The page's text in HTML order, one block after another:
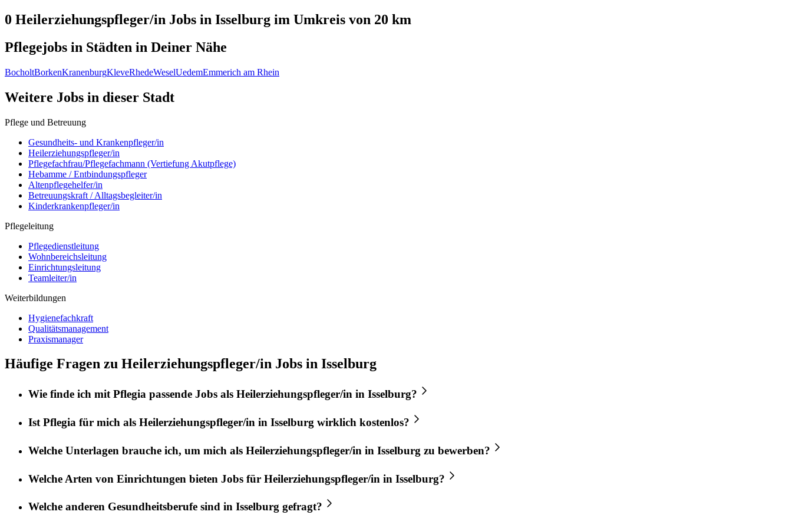
0 Heilerziehungspfleger/in Jobs in Isselburg im Umkreis von 20 km
Pflegejobs in Städten in Deiner Nähe
BocholtBorkenKranenburgKleveRhedeWeselUedemEmmerich am Rhein
Weitere Jobs in dieser Stadt
Pflege und Betreuung
Gesundheits- und Krankenpfleger/in
Heilerziehungspfleger/in
Pflegefachfrau/Pflegefachmann (Vertiefung Akutpflege)
Hebamme / Entbindungspfleger
Altenpflegehelfer/in
Betreuungskraft / Alltagsbegleiter/in
Kinderkrankenpfleger/in
Pflegeleitung
Pflegedienstleitung
Wohnbereichsleitung
Einrichtungsleitung
Teamleiter/in
Weiterbildungen
Hygienefachkraft
Qualitätsmanagement
Praxismanager
Häufige Fragen zu Heilerziehungspfleger/in Jobs in Isselburg
Wie finde ich mitPflegia passende Jobs als Heilerziehungspfleger/in in Isselburg?
Ist Pflegia für mich als Heilerziehungspfleger/in in Isselburg wirklich kostenlos?
Welche Unterlagen brauche ich, um mich als Heilerziehungspfleger/in in Isselburg zu bewerben?
Welche Arten von Einrichtungen bieten Jobs für Heilerziehungspfleger/in in Isselburg?
Welche anderen Gesundheitsberufe sind in Isselburg gefragt?